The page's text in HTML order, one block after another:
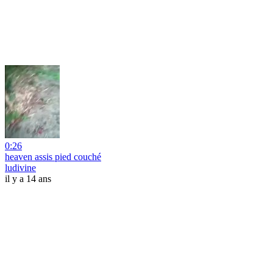
0:26
heaven assis pied couché
ludivine
il y a 14 ans